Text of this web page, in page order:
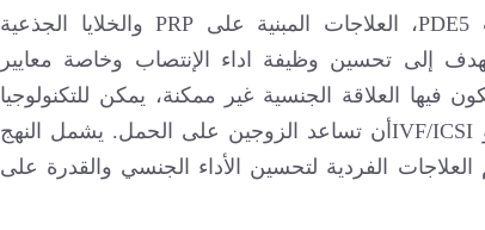
تشمل طرق العلاج الحديث المثبطات PDE5، العلاجات المبنية على PRP والخلايا الجذعية
إلى تحسين وظيفة اداء الإنتصاب وخاصة معايير
فيها العلاقة الجنسية غير ممكنة، يمكن للتكنولوجيا
المساعدة على الحمل ART مثل IUI و IVF/ICSIأن تساعد الزوجين على الحمل. يشمل النهج
الفردية لتحسين الأداء الجنسي والقدرة على